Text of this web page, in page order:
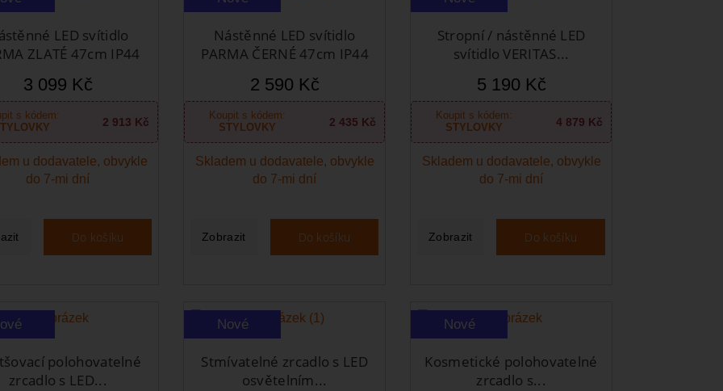
LED svítidlo
ZLATÉ 47cm IP44
3 099 Kč
s kódem:
2 913 Kč
u dodavatele, obvykle
do 7-mi dní
Do košíku
Nástěnné LED svítidlo
PARMA ČERNÉ 47cm IP44
2 590 Kč
Koupit s kódem:
STYLOVKY
2 435 Kč
Skladem u dodavatele, obvykle
do 7-mi dní
Zobrazit Do košíku
Stropní / nástěnné LED
svítidlo VERITAS...
5 190 Kč
Koupit s kódem:
STYLOVKY
4 879 Kč
Skladem u dodavatele, obvykle
do 7-mi dní
Zobrazit Do košíku
polohovatelné
zrcadlo s LED...
Nové
Stmívatelné zrcadlo s LED
osvětelním...
Nové
Kosmetické polohovatelné
zrcadlo s...